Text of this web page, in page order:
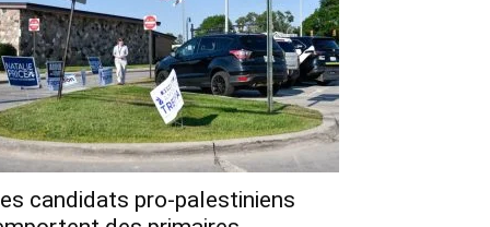
candidats pro-palestiniens